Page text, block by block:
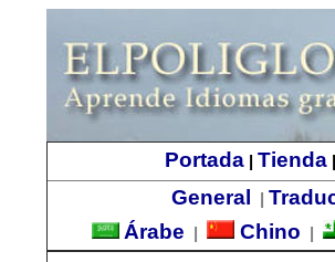
Portada Tienda
General
Árabe
Chino